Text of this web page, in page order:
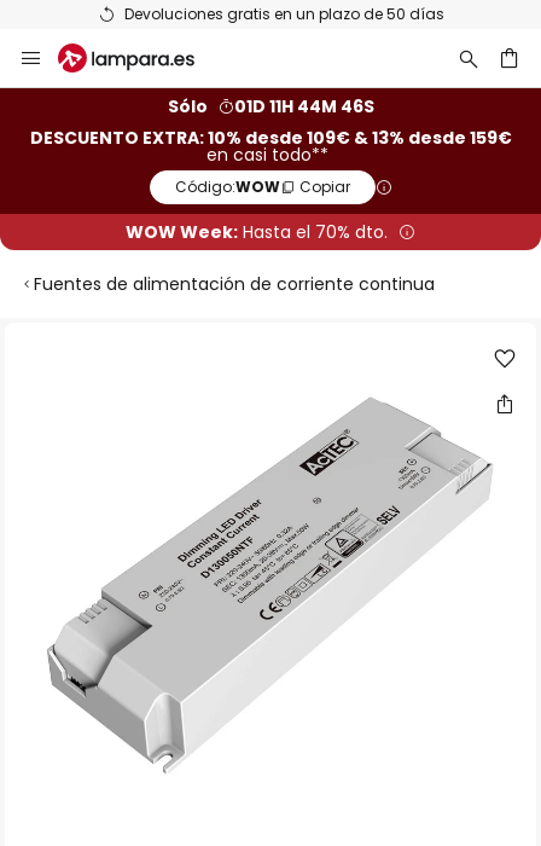
Devoluciones gratis en un plazo de 50 días
al
Sólo
01D 11H 44M 46S
DESCUENTO EXTRA: 10% desde 109€ & 13% desde 159€
en casi todo**
Código:WOW Copiar
WOW Week: Hasta el 70% dto.
Fuentes de alimentación de corriente continua